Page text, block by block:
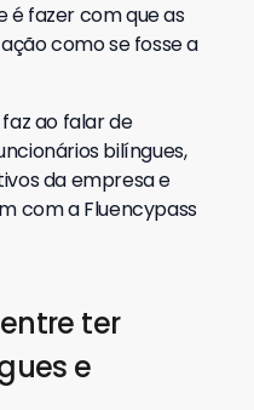
é fazer com que as
como se fosse a
faz ao falar de
bilíngues,
da empresa e
com a Fluencypass
ter
e